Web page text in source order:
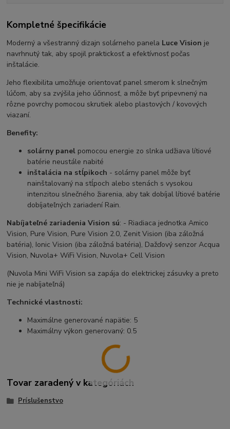
Kompletné špecifikácie
Moderný a všestranný dizajn solárneho panela Luce Vision je
navrhnutý tak, aby spojil praktickosť a efektívnosť počas
inštalácie.
Jeho flexibilita umožňuje orientovať panel smerom k slnečným
lúčom, aby sa zvýšila jeho účinnosť, a môže byť pripevnený na
rôzne povrchy pomocou skrutiek alebo plastových / kovových
viazaní.
Benefity:
solárny panel pomocou energie zo slnka udžiava lítiové
batérie neustále nabité
inštalácia na stĺpikoch - solárny panel môže byť
nainštalovaný na stĺpoch alebo stenách s vysokou
intenzitou slnečného žiarenia, aby tak dobíjal lítiové batérie
dobíjateľných zariadení Rain.
Nabíjateľné zariadenia Vision sú: - Riadiaca jednotka Amico
Vision, Pure Vision, Pure Vision 2.0, Zenit Vision (iba záložná
batéria), Ionic Vision (iba záložná batéria), Dažďový senzor Acqua
Vision, Nuvola+ WiFi Vision, Nuvola+ Cell Vision
(Nuvola Mini WiFi Vision sa zapája do elektrickej zásuvky a preto
nie je nabíjateľná)
Technické vlastnosti:
Maximálne generované napätie: 5
Maximálny výkon generovaný: 0.5
Tovar zaradený v kategóriách
Príslušenstvo